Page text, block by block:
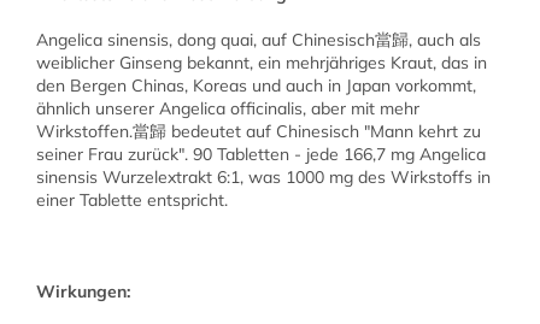
Angelica sinensis, dong quai, auf Chinesisch當歸, auch als
weiblicher Ginseng bekannt, ein mehrjähriges Kraut, das in
den Bergen Chinas, Koreas und auch in Japan vorkommt,
ähnlich unserer Angelica officinalis, aber mit mehr
Wirkstoffen.當歸 bedeutet auf Chinesisch "Mann kehrt zu
seiner Frau zurück". 90 Tabletten - jede 166,7 mg Angelica
sinensis Wurzelextrakt 6:1, was 1000 mg des Wirkstoffs in
einer Tablette entspricht.
Wirkungen: